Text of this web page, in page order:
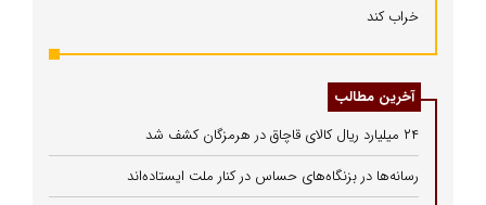
خراب کند
آخرین مطالب
۲۴ میلیارد ریال کالای قاچاق در هرمزگان کشف شد
رسانه‌ها در بزنگاه‌های حساس در کنار ملت ایستاده‌اند